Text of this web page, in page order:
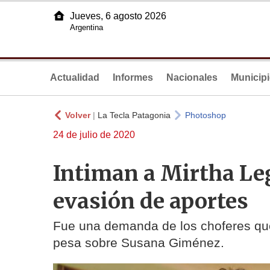
Jueves, 6 agosto 2026
Argentina
Actualidad Informes Nacionales
Volver| La Tecla Patagonia Photoshop
24 de julio de 2020
Intiman a Mirtha
evasión de aportes
Fue una demanda de los choferes
pesa sobre Susana Giménez.